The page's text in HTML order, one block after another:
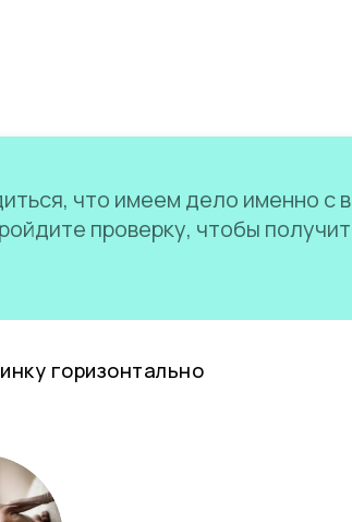
что имеем дело именно с
проверку, чтобы
горизонтально